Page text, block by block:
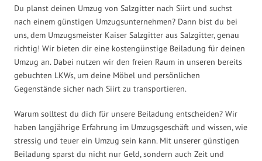
Du planst deinen Umzug von Salzgitter nach Siirt und suchst
nach einem günstigen Umzugsunternehmen? Dann bist du bei
uns, dem Umzugsmeister Kaiser Salzgitter aus Salzgitter, genau
richtig! Wir bieten dir eine kostengünstige Beiladung für deinen
Umzug an. Dabei nutzen wir den freien Raum in unseren bereits
gebuchten LKWs, um deine Möbel und persönlichen
Gegenstände sicher nach Siirt zu transportieren.
Warum solltest du dich für unsere Beiladung entscheiden? Wir
haben langjährige Erfahrung im Umzugsgeschäft und wissen, wie
stressig und teuer ein Umzug sein kann. Mit unserer günstigen
Beiladung sparst du nicht nur Geld, sondern auch Zeit und